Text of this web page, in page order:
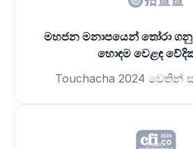
මහජන මනාපයෙන් තෝරා
හොඳම වෙළඳ
Touchacha 2024 වෙතින්